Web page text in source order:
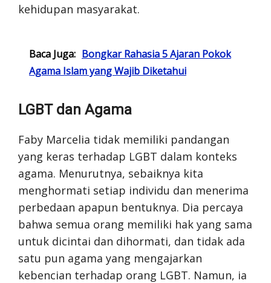
kehidupan masyarakat.
Baca Juga: Bongkar Rahasia 5 Ajaran Pokok
Agama Islam yang Wajib Diketahui
LGBT dan Agama
Faby Marcelia tidak memiliki pandangan
yang keras terhadap LGBT dalam konteks
agama. Menurutnya, sebaiknya kita
menghormati setiap individu dan menerima
perbedaan apapun bentuknya. Dia percaya
bahwa semua orang memiliki hak yang sama
untuk dicintai dan dihormati, dan tidak ada
satu pun agama yang mengajarkan
kebencian terhadap orang LGBT. Namun, ia